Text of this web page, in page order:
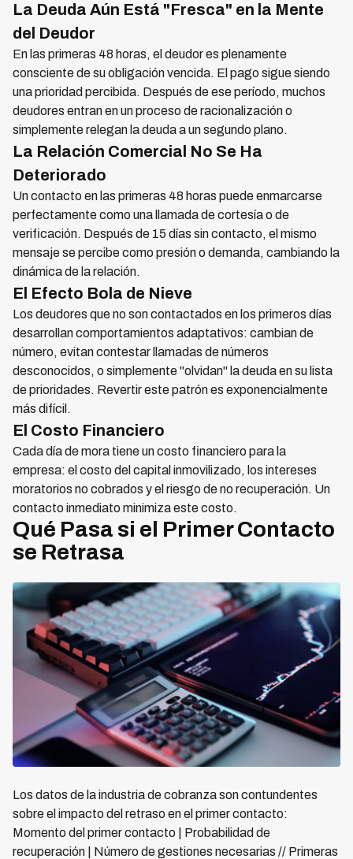
La Deuda Aún Está "Fresca" en la Mente
del Deudor
En las primeras 48 horas, el deudor es plenamente
consciente de su obligación vencida. El pago sigue siendo
una prioridad percibida. Después de ese período, muchos
deudores entran en un proceso de racionalización o
simplemente relegan la deuda a un segundo plano.
La Relación Comercial No Se Ha
Deteriorado
Un contacto en las primeras 48 horas puede enmarcarse
perfectamente como una llamada de cortesía o de
verificación. Después de 15 días sin contacto, el mismo
mensaje se percibe como presión o demanda, cambiando la
dinámica de la relación.
El Efecto Bola de Nieve
Los deudores que no son contactados en los primeros días
desarrollan comportamientos adaptativos: cambian de
número, evitan contestar llamadas de números
desconocidos, o simplemente "olvidan" la deuda en su lista
de prioridades. Revertir este patrón es exponencialmente
más difícil.
El Costo Financiero
Cada día de mora tiene un costo financiero para la
empresa: el costo del capital inmovilizado, los intereses
moratorios no cobrados y el riesgo de no recuperación. Un
contacto inmediato minimiza este costo.
Qué Pasa si el Primer Contacto
se Retrasa
Los datos de la industria de cobranza son contundentes
sobre el impacto del retraso en el primer contacto:
Momento del primer contacto | Probabilidad de
recuperación | Número de gestiones necesarias // Primeras